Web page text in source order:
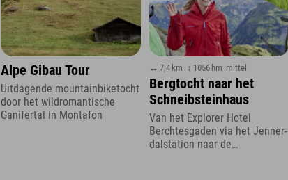
Alpe Gibau Tour
Uitdagende mountainbiketocht
door het wildromantische
Ganifertal in Montafon
↔ 7,4 km ↕ 1056 hm mittel
Bergtocht naar het
Schneibsteinhaus
Van het Explorer Hotel
Berchtesgaden via het Jenner-
dalstation naar de